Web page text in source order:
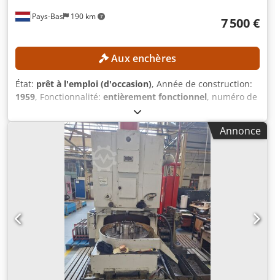
Pays-Bas 190 km 7 500 €
Aux enchères
État: prêt à l'emploi (d'occasion), Année de construction:
1959, Fonctionnalité: entièrement fonctionnel, numéro de
, hauteur totale:
total:2 500 kg, largeur totale:2 200 mm, longueur totale:
, puissance:5 kW (6,80 ch), DÉTAILS
TECHNIQUES Puissance : 5 kW DÉTAILS DE LA MACHINE
Commande : conventionnelle Dimensions et poids
Dimensions (L x l x H) : 1 500 x 2 200 x 1 900 mm Poids à
vide : 2 500 kg Nombre de colis de transport : 3 Dedpfx
Aozrmvtsckjck ÉQUIPEMENT Documentation Nouveaux jeux
de lames Dathan Outils Accessoires de mesure
Annonce